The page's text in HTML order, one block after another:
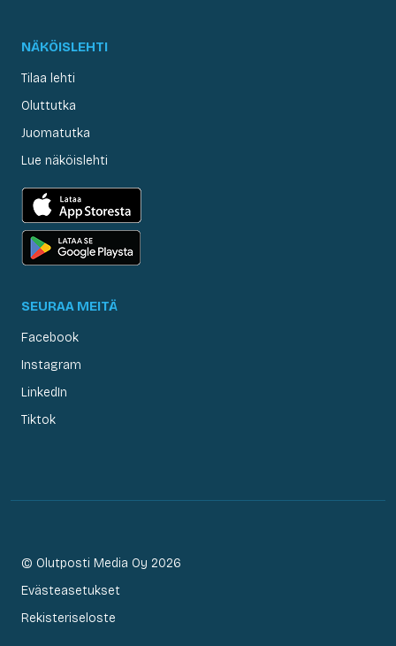
NÄKÖISLEHTI
Tilaa lehti
Oluttutka
Juomatutka
Lue näköislehti
SEURAA MEITÄ
Facebook
Instagram
LinkedIn
Tiktok
© Olutposti Media Oy 2026
Evästeasetukset
Rekisteriseloste